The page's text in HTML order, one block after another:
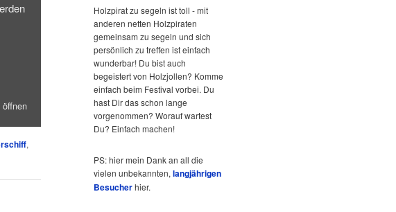
öffnen
,
Holzpirat zu segeln ist toll - mit
anderen netten Holzpiraten
gemeinsam zu segeln und sich
persönlich zu treffen ist einfach
wunderbar! Du bist auch
begeistert von Holzjollen? Komme
einfach beim Festival vorbei. Du
hast Dir das schon lange
vorgenommen? Worauf wartest
Du? Einfach machen!
PS: hier mein Dank an all die
vielen unbekannten,langjährigen
Besucherhier.